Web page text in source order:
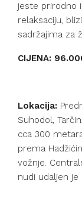
jeste prirodno
relaksaciju,
sadržajima za
CIJENA:
Lokacija:
Suhodol,
cca 300
prema
vožnje.
nudi udaljen je